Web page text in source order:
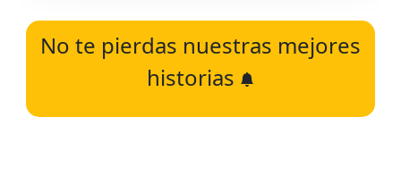
No te pierdas nuestras mejores
historias